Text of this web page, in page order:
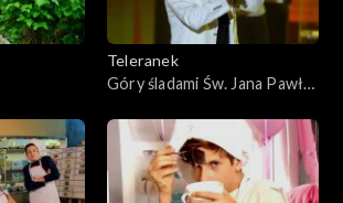
Teleranek
Góry śladami Św. Jana Pawła